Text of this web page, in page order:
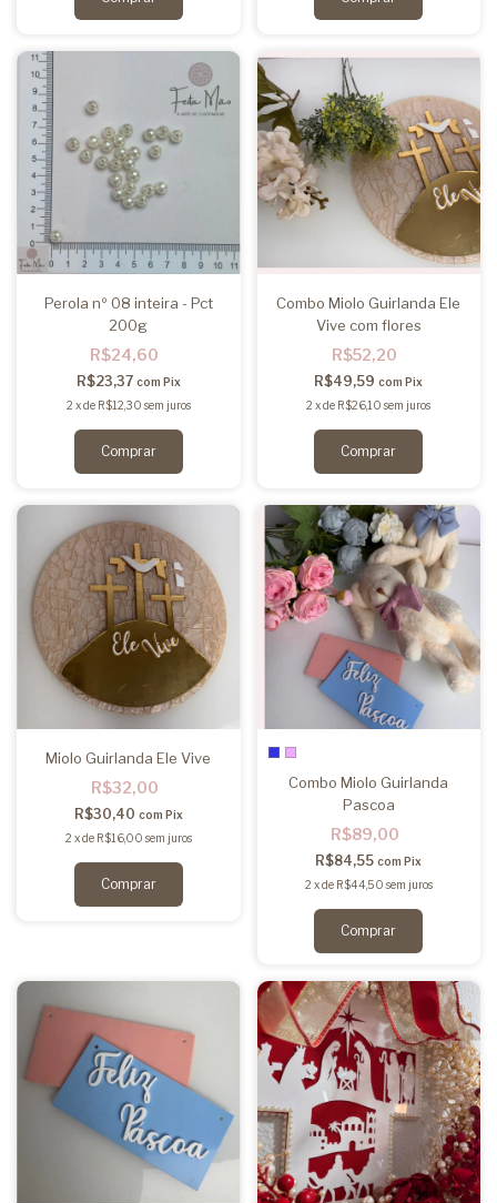
Perola nº 08 inteira - Pct
200g
R$24,60
R$23,37 com Pix
2 xde R$12,30 sem juros
Combo Miolo Guirlanda Ele
Vive com flores
R$52,20
R$49,59com Pix
2 xde R$26,10 sem juros
Miolo Guirlanda Ele Vive
R$32,00
R$30,40 com Pix
2 xde R$16,00 sem juros
Combo Miolo Guirlanda
Pascoa
R$89,00
R$84,55com Pix
2 xde R$44,50 sem juros
Comprar